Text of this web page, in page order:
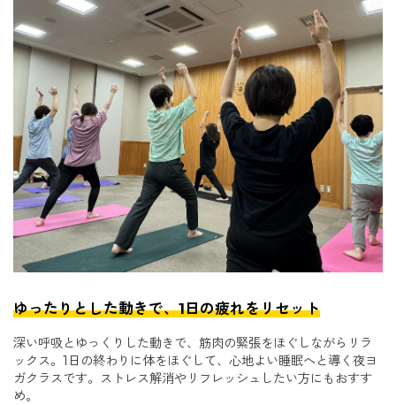
ゆったりとした動きで、1日の疲れをリセット
深い呼吸とゆっくりした動きで、筋肉の緊張をほぐしながらリラ
ックス。1日の終わりに体をほぐして、心地よい睡眠へと導く夜ヨ
ガクラスです。ストレス解消やリフレッシュしたい方にもおすす
め。